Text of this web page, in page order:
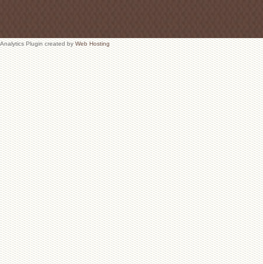
Analytics Plugin created byWeb Hosting